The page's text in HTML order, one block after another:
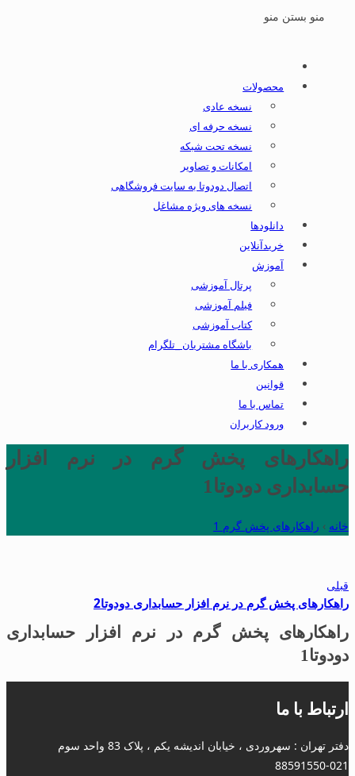
منو بستن منو
محصولات
نسخه عادی
نسخه حرفه ای
نسخه تحت شبکه
امکانات و تصاویر
اتصال دودوتا به سایت فروشگاهی
نسخه های ویژه مشاغل
دانلودها
خریدآنلاین
آموزش
پرتال آموزشی
فیلم آموزشی
کتاب آموزشی
باشگاه مشتریان _تلگرام
همکاری با ما
قوانین
تماس با ما
ورود کاربران
راهکارهای پخش گرم در نرم افزار
حسابداری دودوتا1
خانه › راهکارهای پخش گرم 1
قبلی
راهکارهای پخش گرم در نرم افزار حسابداری دودوتا2
راهکارهای پخش گرم در نرم افزار حسابداری
دودوتا1
ارتباط با ما
دفتر تهران : سهروردی ، خیابان اندیشه یکم ، پلاک 83 واحد سوم
88591550-021